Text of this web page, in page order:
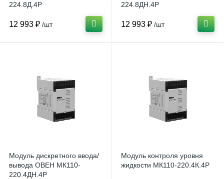
224.8Д.4Р
12 993 ₽ /шт
224.8ДН.4Р
12 993 ₽ /шт
Модуль дискретного ввода/
вывода ОВЕН МК110-
220.4ДН.4Р
Модуль контроля уровня
жидкости МК110-220.4К.4Р